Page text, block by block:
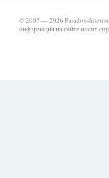
© 2007 — 2026 Paradox-
информация на сайте носит